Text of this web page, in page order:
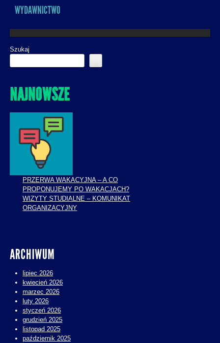
WYDAWNICTWO
Szukaj
NAJNOWSZE
PRZERWA WAKACYJNA – A CO
PROPONUJEMY PO WAKACJACH?
WIZYTY STUDIALNE – KOMUNIKAT
ORGANIZACYJNY
ARCHIWUM
lipiec 2026
kwiecień 2026
marzec 2026
luty 2026
styczeń 2026
grudzień 2025
listopad 2025
październik 2025